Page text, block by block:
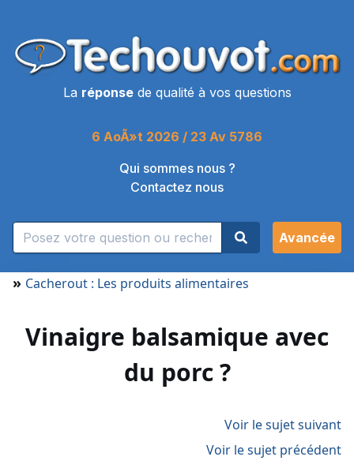
La réponsede qualité à vos questions
6 AoÃ»t 2026 / 23 Av 5786
Qui sommes nous ?
Contactez nous
Avancée
» Cacherout : Les produits alimentaires
Vinaigre balsamique avec
du porc ?
Voir le sujet suivant
Voir le sujet précédent